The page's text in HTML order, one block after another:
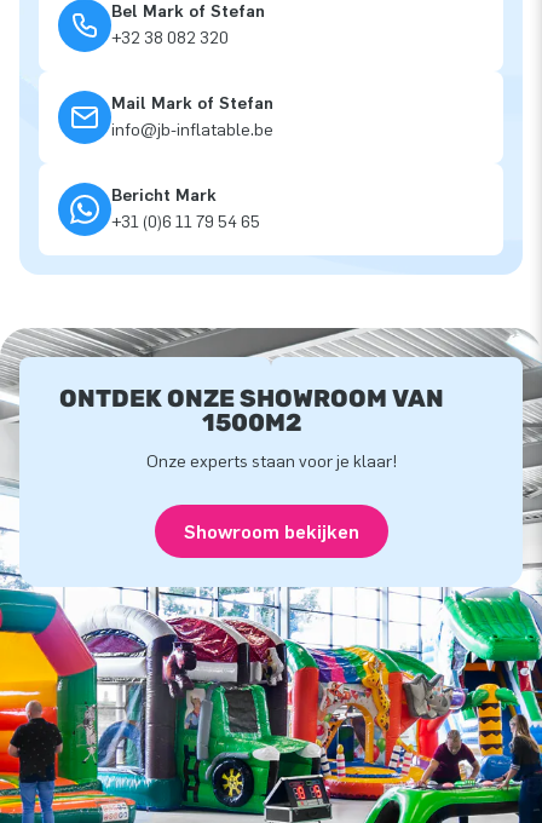
Bel Mark of Stefan
+32 38 082 320
Mail Mark of Stefan
info@jb-inflatable.be
Bericht Mark
+31 (0)6 11 79 54 65
ONTDEK ONZE SHOWROOM VAN
1500M2
Onze experts staan voor je klaar!
Showroom bekijken